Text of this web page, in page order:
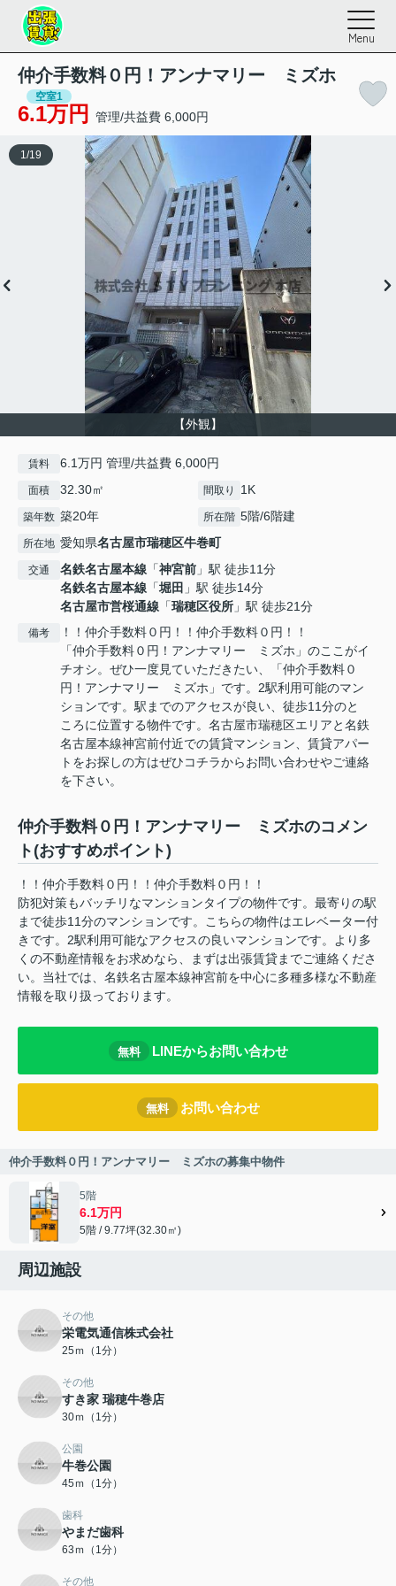
Menu
仲介手数料０円！アンナマリー ミズホ
空室1
6.1万円 管理/共益費 6,000円
【外観】
1 /19
賃料 6.1万円 管理/共益費 6,000円
面積 32.30㎡ 間取り 1K
築年数 築20年 所在階 5階/6階建
所在地 愛知県名古屋市瑞穂区牛巻町
交通 名鉄名古屋本線 「神宮前 」駅 徒歩11分
名鉄名古屋本線 「堀田 」駅 徒歩14分
名古屋市営桜通線 「瑞穂区役所 」駅 徒歩21分
備考
！！仲介手数料０円！！仲介手数料０円！！
「仲介手数料０円！アンナマリー ミズホ」のここがイ
チオシ。ぜひ一度見ていただきたい、「仲介手数料０
円！アンナマリー ミズホ」です。2駅利用可能のマン
ションです。駅までのアクセスが良い、徒歩11分のと
ころに位置する物件です。名古屋市瑞穂区エリアと名鉄
名古屋本線神宮前付近での賃貸マンション、賃貸アパー
トをお探しの方はぜひコチラからお問い合わせやご連絡
を下さい。
仲介手数料０円！アンナマリー ミズホのコメン
ト(おすすめポイント)
！！仲介手数料０円！！仲介手数料０円！！
防犯対策もバッチリなマンションタイプの物件です。最寄りの駅
まで徒歩11分のマンションです。こちらの物件はエレベーター付
きです。2駅利用可能なアクセスの良いマンションです。より多
くの不動産情報をお求めなら、まずは出張賃貸までご連絡くださ
い。当社では、名鉄名古屋本線神宮前を中心に多種多様な不動産
情報を取り扱っております。
無料 LINEからお問い合わせ
無料 お問い合わせ
仲介手数料０円！アンナマリー ミズホの募集中物件
5階
6.1万円
5階 / 9.77坪(32.30㎡)
周辺施設
その他
栄電気通信株式会社
25ｍ（1分）
その他
すき家 瑞穂牛巻店
30ｍ（1分）
公園
牛巻公園
45ｍ（1分）
歯科
やまだ歯科
63ｍ（1分）
その他